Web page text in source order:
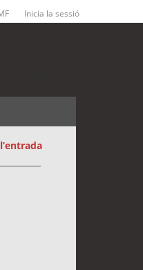
Inicia la sessió